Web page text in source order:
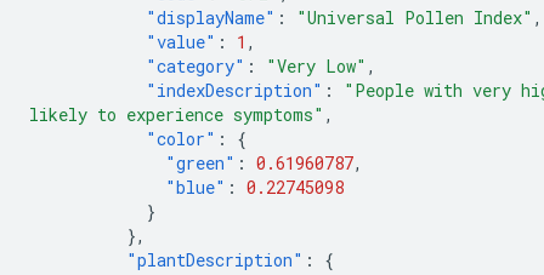
"displayName" : "Universal Pollen Index" ,
"value" : 1 ,
"category" : "Very Low" ,
"indexDescription" :
"People with very
likely to experience symptoms" ,
"color" :
{
"green" : 0.61960787,
"blue" : 0.22745098
}
},
"plantDescription" :
{